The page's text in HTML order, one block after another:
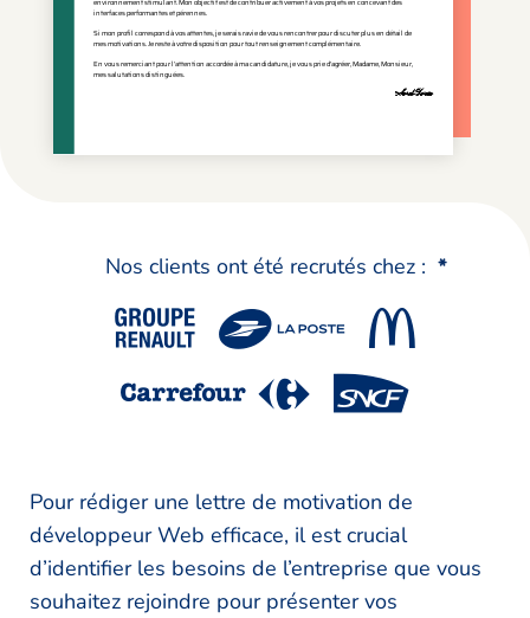
Nos clients ont été recrutés chez : *
Pour rédiger une lettre de motivation de
développeur Web efficace, il est crucial
d’identifier les besoins de l’entreprise que vous
souhaitez rejoindre pour présenter vos